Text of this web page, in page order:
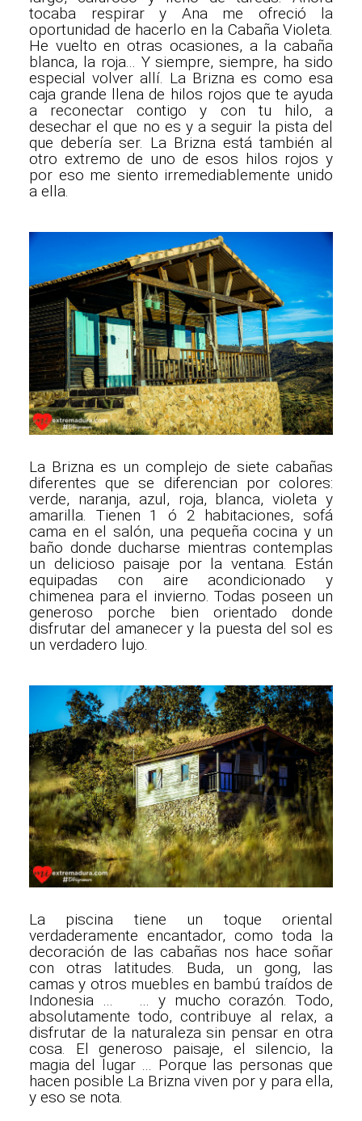
tocaba respirar y Ana me ofreció la
oportunidad de hacerlo en la Cabaña Violeta.
He vuelto en otras ocasiones, a la cabaña
blanca, la roja... Y siempre, siempre, ha sido
especial volver allí. La Brizna es como esa
caja grande llena de hilos rojos que te ayuda
a reconectar contigo y con tu hilo, a
desechar el que no es y a seguir la pista del
que debería ser. La Brizna está también al
otro extremo de uno de esos hilos rojos y
por eso me siento irremediablemente unido
a ella.
La Brizna es un complejo de siete cabañas
diferentes que se diferencian por colores:
verde, naranja, azul, roja, blanca, violeta y
amarilla. Tienen 1 ó 2 habitaciones, sofá
cama en el salón, una pequeña cocina y un
baño donde ducharse mientras contemplas
un delicioso paisaje por la ventana. Están
equipadas con aire acondicionado y
chimenea para el invierno. Todas poseen un
generoso porche bien orientado donde
disfrutar del amanecer y la puesta del sol es
un verdadero lujo.
La piscina tiene un toque oriental
verdaderamente encantador, como toda la
decoración de las cabañas nos hace soñar
con otras latitudes. Buda, un gong, las
camas y otros muebles en bambú traídos de
Indonesia … … y mucho corazón. Todo,
absolutamente todo, contribuye al relax, a
disfrutar de la naturaleza sin pensar en otra
cosa. El generoso paisaje, el silencio, la
magia del lugar … Porque las personas que
hacen posible La Brizna viven por y para ella,
y eso se nota.